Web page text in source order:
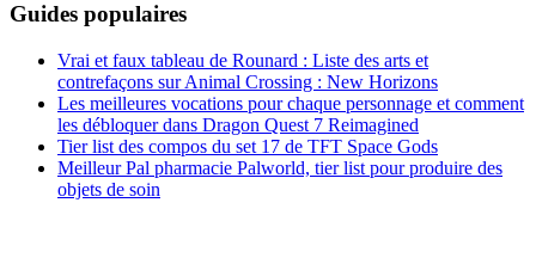
Guides populaires
Vrai et faux tableau de Rounard : Liste des arts et
contrefaçons sur Animal Crossing : New Horizons
Les meilleures vocations pour chaque personnage et comment
les débloquer dans Dragon Quest 7 Reimagined
Tier list des compos du set 17 de TFT Space Gods
Meilleur Pal pharmacie Palworld, tier list pour produire des
objets de soin